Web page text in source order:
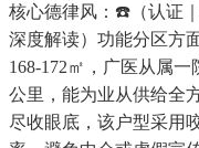
核心德律风：☎️（认证
深度解读）功能分区方
168-172㎡，广医从属
公里，能为业从供给全
尽收眼底，该户型采用